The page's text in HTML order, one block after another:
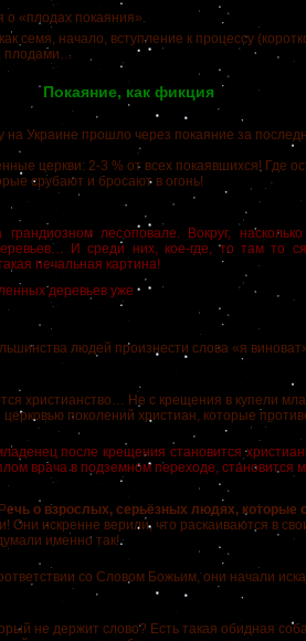
«плодах покаяния».
начало, вступление к процессу
плодами…
Покаяние, как фикция
Украине прошло через покаяние за
церкви: 2-3 % от всех покаявшихся! Где
срубают и бросают в огонь!
лесоповале. Вокруг,
И среди них, кое-где, то там то
печальная картина!
деревьев уже
людей произнести слова «я
христианство… Не с крещения в купели
поколений христиан, которые
после крещения становится
врача в подземном переходе, становится
ечь о взрослых, серьёзных людях, которые
Они искренне верили, что раскаиваются в
именно так!
со Словом Божьим, они начали
не держит слово? Есть такая обидная